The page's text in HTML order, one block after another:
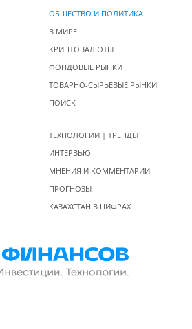
ОБЩЕСТВО И ПОЛИТИКА
В МИРЕ
КРИПТОВАЛЮТЫ
ФОНДОВЫЕ РЫНКИ
ТОВАРНО-СЫРЬЕВЫЕ РЫНКИ
ПОИСК
ТЕХНОЛОГИИ | ТРЕНДЫ
ИНТЕРВЬЮ
МНЕНИЯ И КОММЕНТАРИИ
ПРОГНОЗЫ
КАЗАХСТАН В ЦИФРАХ